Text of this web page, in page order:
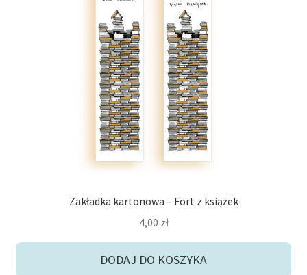
Zakładka kartonowa – Fort z książek
4,00 zł
DODAJ DO KOSZYKA